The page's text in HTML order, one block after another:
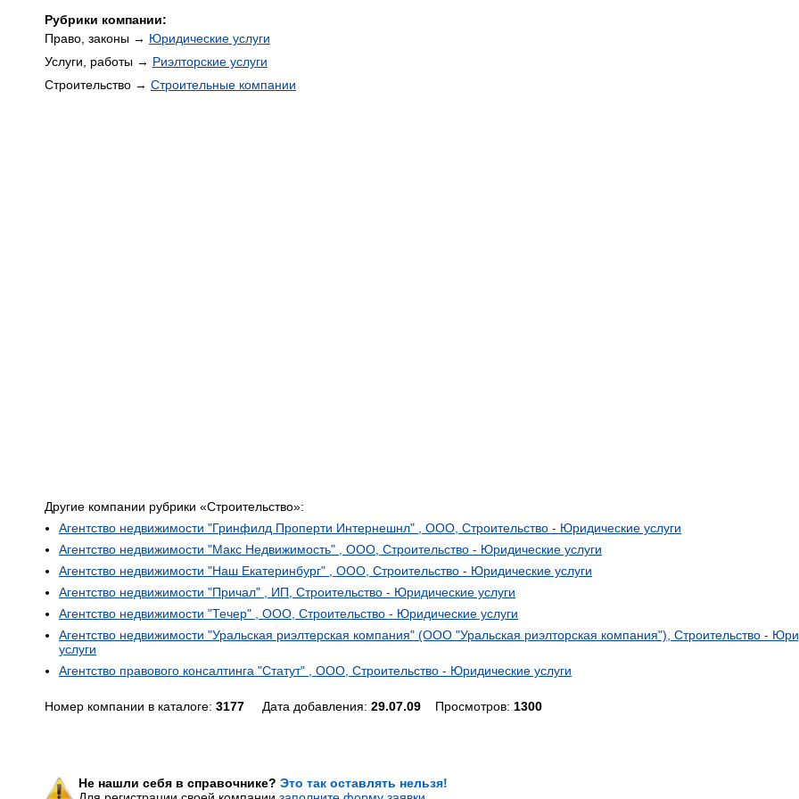
Рубрики компании:
Право, законы → Юридические услуги
Услуги, работы → Риэлторские услуги
Строительство → Строительные компании
Другие компании рубрики «Строительство»:
Агентство недвижимости "Гринфилд Проперти Интернешнл" , ООО, Строительство - Юридические услуги
Агентство недвижимости "Макс Недвижимость" , ООО, Строительство - Юридические услуги
Агентство недвижимости "Наш Екатеринбург" , ООО, Строительство - Юридические услуги
Агентство недвижимости "Причал" , ИП, Строительство - Юридические услуги
Агентство недвижимости "Течер" , ООО, Строительство - Юридические услуги
Агентство недвижимости "Уральская риэлтерская компания" (ООО "Уральская риэлторская компания"), Строительство -
услуги
Агентство правового консалтинга "Статут" , ООО, Строительство - Юридические услуги
Номер компании в каталоге: 3177 Дата добавления: 29.07.09 Просмотров: 1300
Не нашли себя в справочнике? Это так оставлять нельзя!